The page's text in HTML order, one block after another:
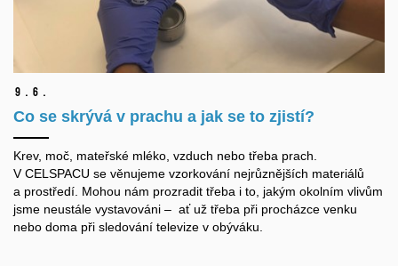
9. 6.
Co se skrývá v prachu a jak se to zjistí?
Krev, moč, mateřské mléko, vzduch nebo třeba prach.
V CELSPACU se věnujeme vzorkování nejrůznějších materiálů
a prostředí. Mohou nám prozradit třeba i to, jakým okolním vlivům
jsme neustále vystavováni – ať už třeba při procházce venku
nebo doma při sledování televize v obýváku.